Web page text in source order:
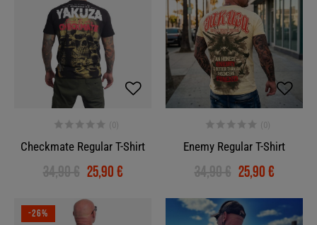
Checkmate Regular T-Shirt
34,90 € 25,90 €
Enemy Regular T-Shirt
34,90 € 25,90 €
-26%